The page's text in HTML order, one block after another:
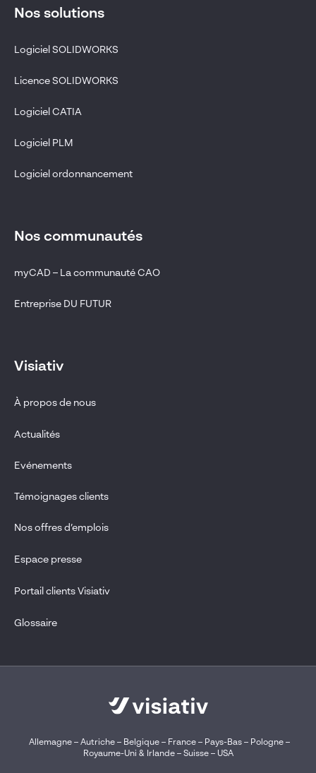
Nos solutions
Logiciel SOLIDWORKS
Licence SOLIDWORKS
Logiciel CATIA
Logiciel PLM
Logiciel ordonnancement
Nos communautés
myCAD – La communauté CAO
Entreprise DU FUTUR
Visiativ
À propos de nous
Actualités
Evénements
Témoignages clients
Nos offres d’emplois
Espace presse
Portail clients Visiativ
Glossaire
Allemagne– Autriche– Belgique – France– Pays-Bas– Pologne–
Royaume-Uni & Irlande– Suisse– USA